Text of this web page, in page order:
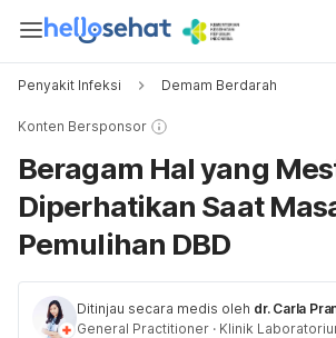
Penyakit Infeksi Demam Berdarah
Konten Bersponsor
Beragam Hal yang
Diperhatikan Saat
Pemulihan DBD
Ditinjau secara medis oleh dr. Carla
General Practitioner · Klinik